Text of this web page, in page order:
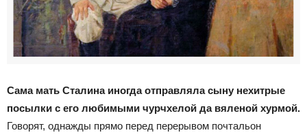
Сама мать Сталина иногда отправляла сыну нехитрые
посылки с его любимыми чурчхелой да вяленой хурмой.
Говорят, однажды прямо перед перерывом почтальон